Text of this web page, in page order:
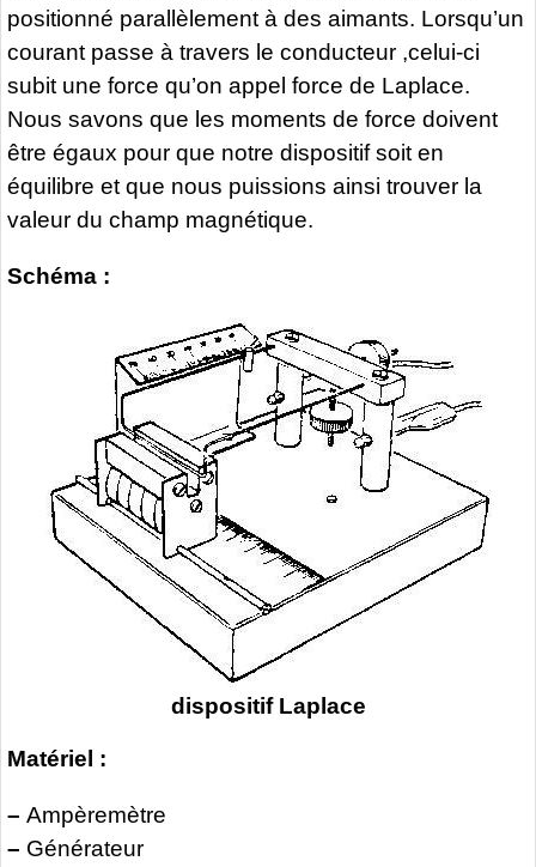
positionné parallèlement à des aimants. Lorsqu’un
courant passe à travers le conducteur ,celui-ci
subit une force qu’on appel force de Laplace.
Nous savons que les moments de force doivent
être égaux pour que notre dispositif soit en
équilibre et que nous puissions ainsi trouver la
valeur du champ magnétique.
Schéma :
dispositif Laplace
Matériel :
– Ampèremètre
– Générateur